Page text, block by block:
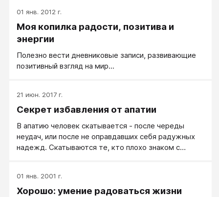
01 янв. 2012 г.
Моя копилка радости, позитива и
энергии
Полезно вести дневниковые записи, развивающие
позитивный взгляд на мир...
21 июн. 2017 г.
Секрет избавления от апатии
В апатию человек скатывается - после череды
неудач, или после не оправдавших себя радужных
надежд. Скатываются те, кто плохо знаком с
негативном развороте событий человек начинает
чувствовать упадок сил... - это вполне объяснимо,
01 янв. 2001 г.
Хорошо: умение радоваться жизни